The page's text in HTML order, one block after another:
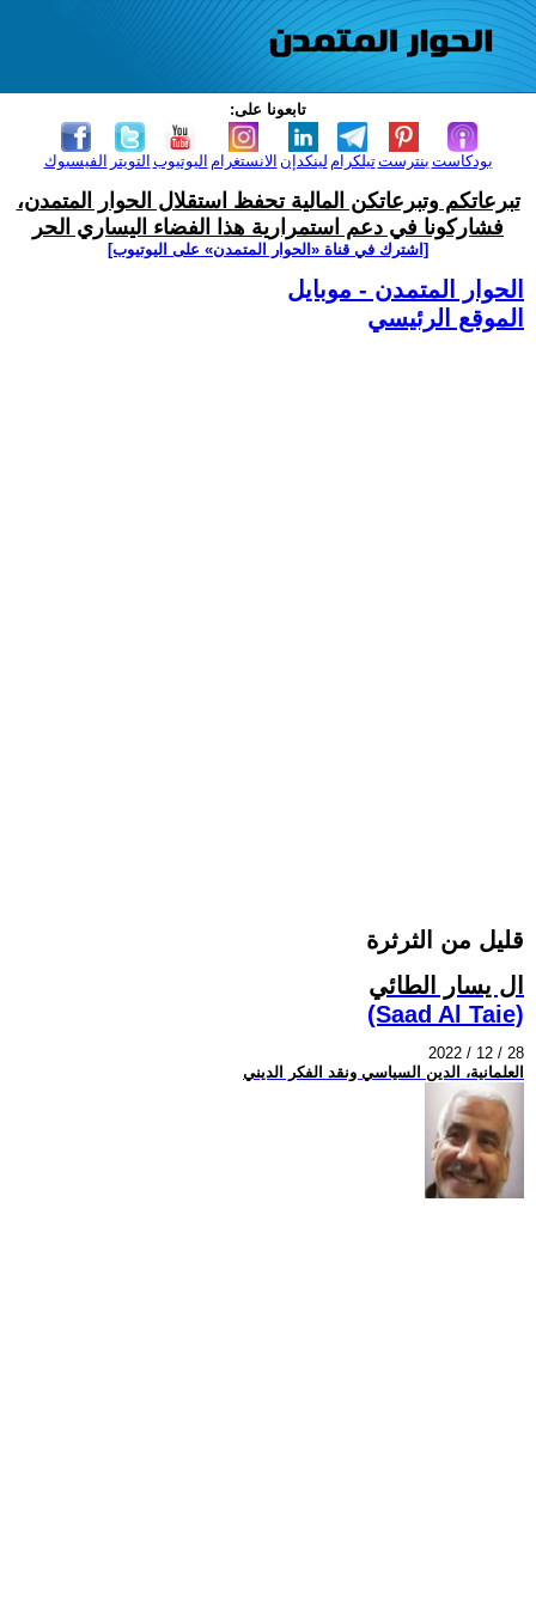
تابعونا على:
الفيسبوك التويتر اليوتيوب الانستغرام لينكدإن تيلكرامبنترست بودكاست
تبرعاتكم وتبرعاتكن المالية تحفظ استقلال الحوار المتمدن،
فشاركونا في دعم استمرارية هذا الفضاء اليساري الحر
[اشترك في قناة ‫«الحوار المتمدن» على اليوتيوب]
الحوار المتمدن - موبايل
الموقع الرئيسي
قليل من الثرثرة
ال يسار الطائي
(Saad Al Taie)
2022 / 12 / 28
العلمانية، الدين السياسي ونقد الفكر الديني